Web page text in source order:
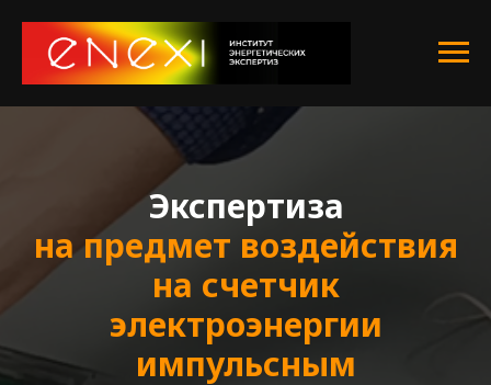
Экспертиза
на предмет воздействия
на счетчик
электроэнергии
импульсным